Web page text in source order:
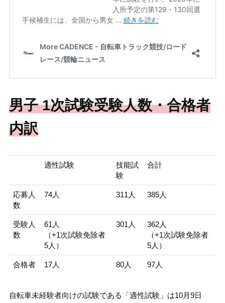
男子 1次試験受験人数・合格者
内訳
適性試験
技能試
験
合計
応募人
数
74人 311人 385人
受験人
数
61人
（+1次試験免除者
5人）
301人
362人
（+1次試験免除者
5人）
合格者 17人 80人 97人
自転車未経験者向けの試験である「適性試験」は10月9日